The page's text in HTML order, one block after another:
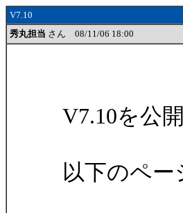
V7.10
秀丸担当 さん 08/11/06 18:00
V7.10を公
以下のペ